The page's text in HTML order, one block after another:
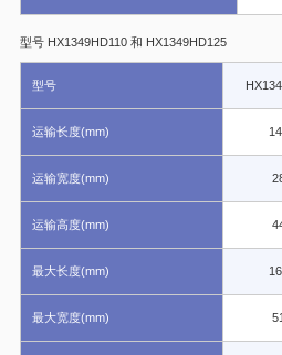
型号 HX1349HD110 和 HX1349HD125
型号
运输长度(mm)
运输宽度(mm)
运输高度(mm)
最大长度(mm)
最大宽度(mm)